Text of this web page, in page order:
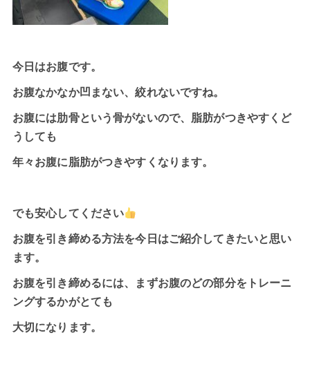
今日はお腹です。
お腹なかなか凹まない、絞れないですね。
お腹には肋骨という骨がないので、脂肪がつきやすくど
うしても
年々お腹に脂肪がつきやすくなります。
でも安心してください
お腹を引き締める方法を今日はご紹介してきたいと思い
ます。
お腹を引き締めるには、まずお腹のどの部分をトレーニ
ングするかがとても
大切になります。